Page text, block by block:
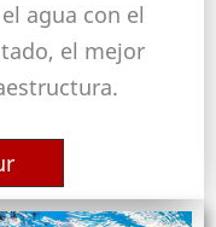
agua con el
el mejor